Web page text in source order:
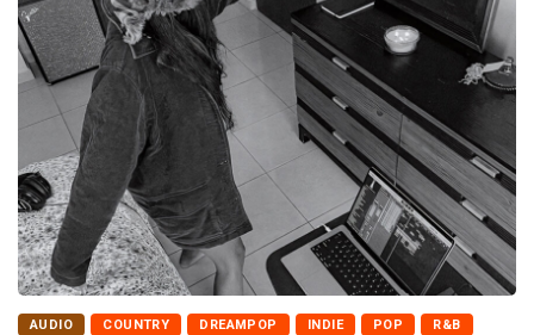
AUDIO COUNTRY DREAMPOP INDIE POP R&B